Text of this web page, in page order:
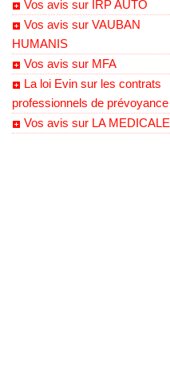
Vos avis sur IRP AUTO
Vos avis sur VAUBAN
HUMANIS
Vos avis sur MFA
La loi Evin sur les contrats
professionnels de prévoyance
Vos avis sur LA MEDICALE